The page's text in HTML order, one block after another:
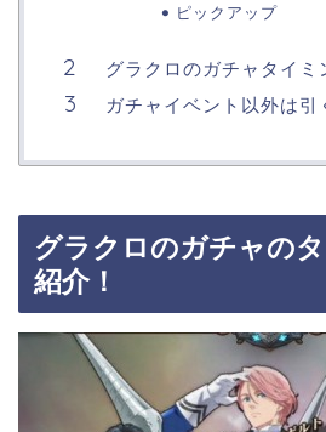
ピックアップ
グラクロのガチャタイミ
ガチャイベント以外は引
グラクロのガチャの
紹介！